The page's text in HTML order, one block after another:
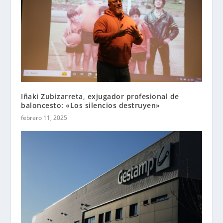
Iñaki Zubizarreta, exjugador profesional de
baloncesto: «Los silencios destruyen»
febrero 11, 2025